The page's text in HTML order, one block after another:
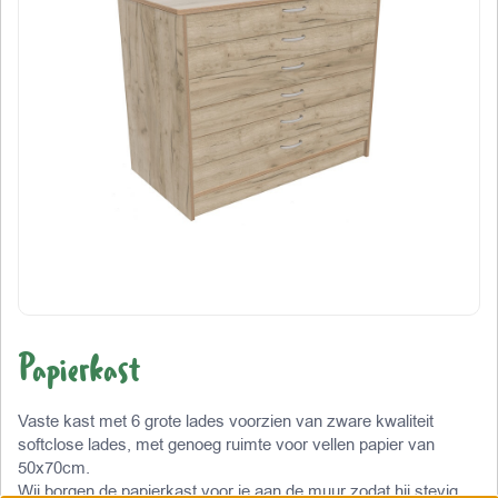
Papierkast
Vaste kast met 6 grote lades voorzien van zware kwaliteit
softclose lades, met genoeg ruimte voor vellen papier van
50x70cm.
Wij borgen de papierkast voor je aan de muur zodat hij stevig